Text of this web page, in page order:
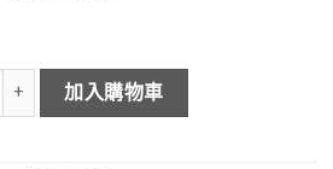
加入購物車